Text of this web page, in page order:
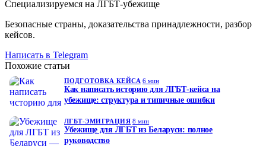
Специализируемся на ЛГБТ-убежище
Безопасные страны, доказательства принадлежности, разбор
кейсов.
Написать в Telegram
Похожие статьи
ПОДГОТОВКА КЕЙСА 6 мин
Как написать историю для ЛГБТ-кейса на
убежище: структура и типичные ошибки
ЛГБТ-ЭМИГРАЦИЯ 8 мин
Убежище для ЛГБТ из Беларуси: полное
руководство